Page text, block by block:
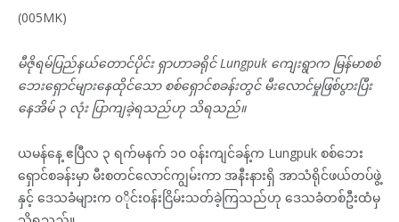
(005MK)
မီဇိုရမ်ပြည်နယ်တောင်ပိုင်း ရှာဟာခရိုင် Lungpuk ကျေးရွာက မြန်မာစစ်
ဘေးရှောင်များနေထိုင်သော စစ်ရှောင်စခန်းတွင် မီးလောင်မှုဖြစ်ပွားပြီး
နေအိမ် ၃ လုံး ပြာကျခဲ့ရသည်ဟု သိရသည်။
ယမန်နေ့ ဧပြီလ ၃ ရက်မနက် ၁၀ ၀န်းကျင်ခန့်က Lungpuk စစ်ဘေး
ရှောင်စခန်းမှာ မီးစတင်လောင်ကျွမ်းကာ အနီးနားရှိ အာသံရိုင်ဖယ်တပ်ဖွဲ့
နှင့် ဒေသခံများက ၀◌ိုင်း၀န်းငြိမ်းသတ်ခဲ့ကြသည်ဟု ဒေသခံတစ်ဦးထံမှ